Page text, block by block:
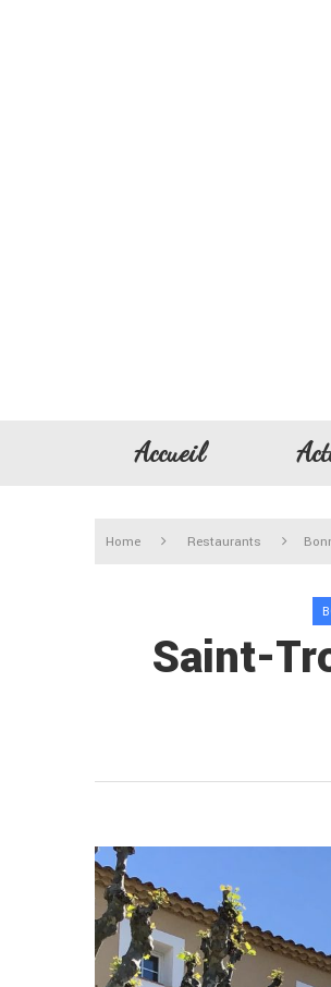
Accueil
Home Restaurants
Saint-